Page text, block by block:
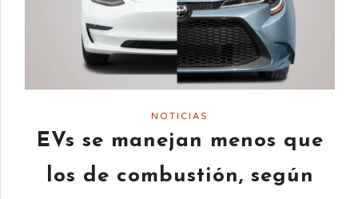
NOTICIAS
EVs se manejan menos que
los de combustión, según